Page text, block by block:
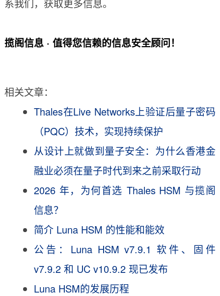
系我们，获取更多信息。
揽阁信息 · 值得您信赖的信息安全顾问！
相关文章：
Thales在Live Networks上验证后量子密码
（PQC）技术，实现持续保护
从设计上就做到量子安全：为什么香港金
融业必须在量子时代到来之前采取行动
2026 年，为何首选 Thales HSM 与揽阁
信息？
简介 Luna HSM 的性能和能效
公告：Luna HSM v7.9.1 软件、固件
v7.9.2 和 UC v10.9.2 现已发布
Luna HSM的发展历程